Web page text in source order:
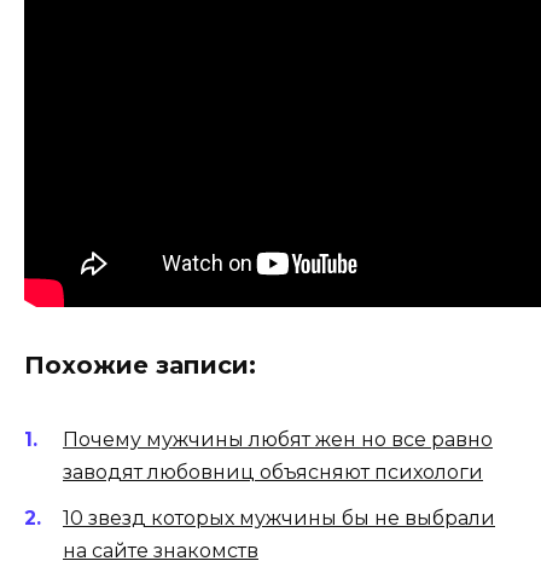
Похожие записи:
Почему мужчины любят жен но все равно
заводят любовниц объясняют психологи
10 звезд которых мужчины бы не выбрали
на сайте знакомств